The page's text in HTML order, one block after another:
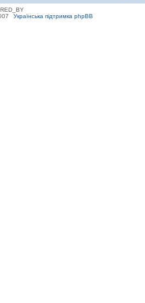
Українська підтримка phpBB